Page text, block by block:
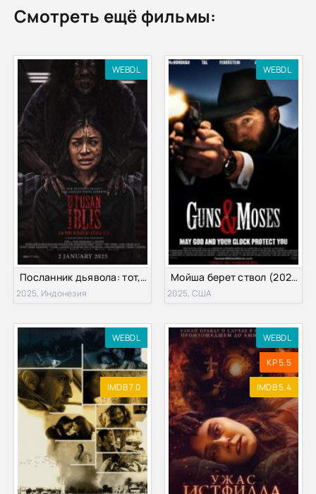
Смотреть ещё фильмы:
WEBDL
Посланник дьявола: тот, кто среди нас (2025)
2025, Индонезия
WEBDL
Мойша берет ствол (2025)
2025, США
WEBDL
IMDB 7.0
WEBDL
KP 5.5
IMDB 5.4